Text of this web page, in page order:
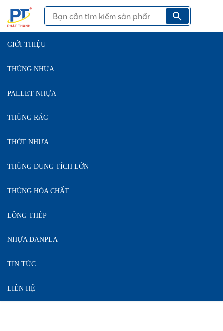
GIỚI THIỆU
THÙNG NHỰA
PALLET NHỰA
THÙNG RÁC
THỚT NHỰA
THÙNG DUNG TÍCH LỚN
THÙNG HÓA CHẤT
LỒNG THÉP
NHỰA DANPLA
TIN TỨC
LIÊN HỆ